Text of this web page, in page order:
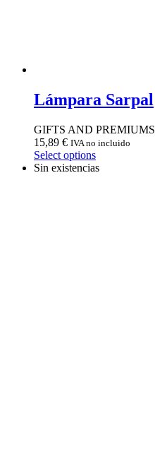
Lámpara Sarpal
GIFTS AND PREMIUMS
15,89 € IVA no incluido
Select options
Sin existencias